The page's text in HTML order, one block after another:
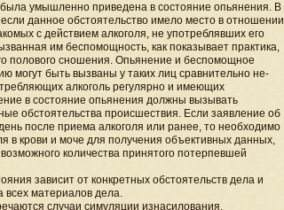
умышленно приведена в состояние опьянения. В
данное обстоятельство имело место в отношении
с действием алкоголя, не употреблявших его
им беспомощность, как показывает практика,
полового сношения. Опьянение и беспомощное
могут быть вызваны у таких лиц сравнительно не-
алкоголь регулярно и имеющих
в состояние опьянения должны вызывать
обстоятельства происшествия. Если заявление об
после приема алкоголя или ранее, то необходимо
в крови и моче для получения объективных данных,
количества принятого потерпевшей
зависит от конкретных обстоятельств дела и
всех материалов дела.
случаи симуляции изнасилования,